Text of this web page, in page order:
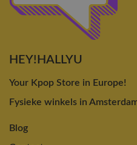
HEY!HALLYU
Your Kpop Store in Europe!
Fysieke winkels in
Blog